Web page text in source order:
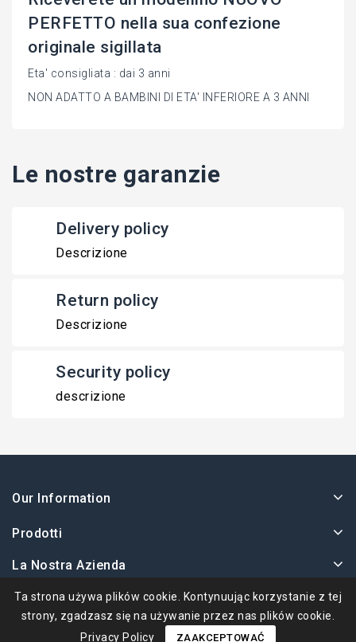
PERFETTO nella sua confezione
originale sigillata
Eta' consigliata : dai 3 anni
NON ADATTO A BAMBINI DI ETA' INFERIORE A 3 ANNI
Le nostre garanzie
Delivery policy
Descrizione
Return policy
Descrizione
Security policy
descrizione
Our Information
Prodotti
La Nostra Azienda
Twoje Konto
Ta strona używa plików cookie. Kontynuując korzystanie z tej
strony, zgadzasz się na używanie przez nas plików cookie.
Privacy Policy
ZAAKCEPTOWAĆ